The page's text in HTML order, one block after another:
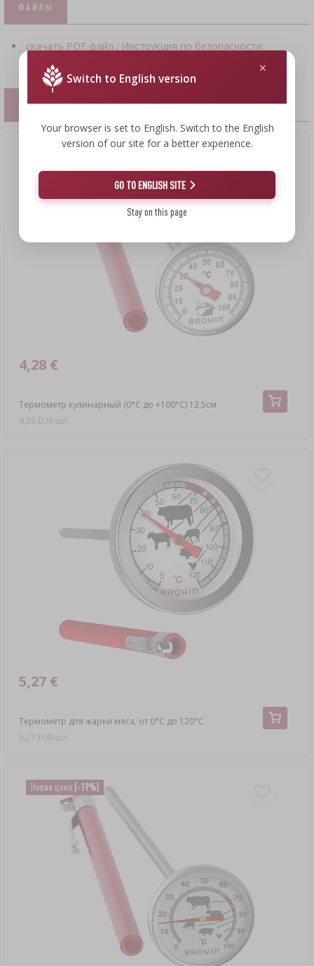
ФАЙЛЫ
скачать PDF файл : Инструкция по безопасности
ПОХОЖИЕ ТОВАРЫ
Термометр кулинарный (0°C до +100°C) 12,5см
4,28 €
4,28 EUR/шт.
Термометр для жарки мяса, от 0°C до 120°C
5,27 €
5,27 EUR/шт.
Новая цена (-19%)
Switch to English version
Your browser is set to English. Switch to the English
version of our site for a better experience.
GO TO ENGLISH SITE
Stay on this page